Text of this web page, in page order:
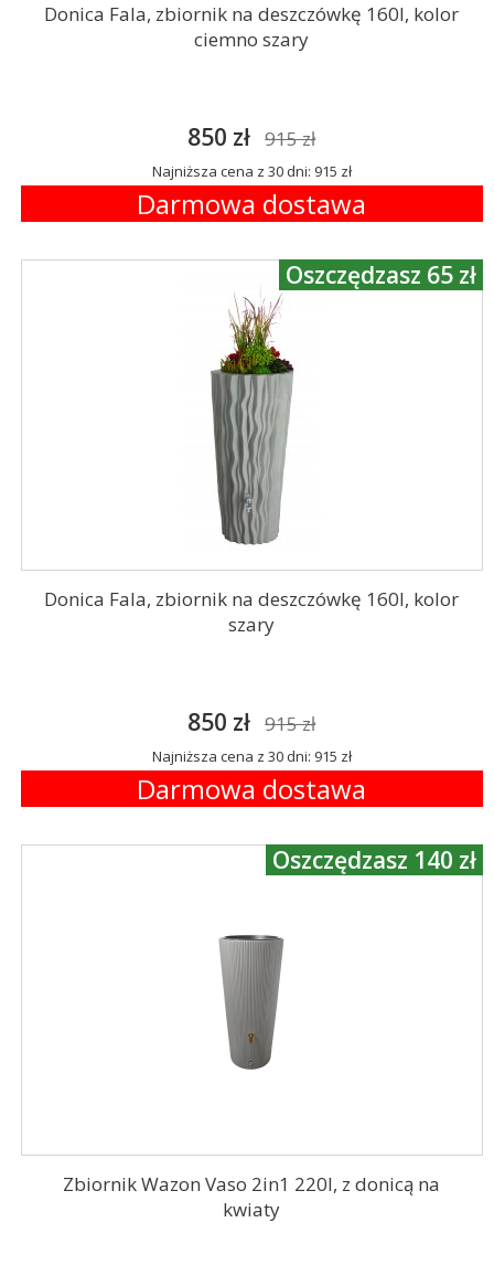
Donica Fala, zbiornik na deszczówkę 160l, kolor
ciemno szary
850 zł 915 zł
Najniższa cena z 30 dni: 915 zł
Darmowa dostawa
Donica Fala, zbiornik na deszczówkę 160l, kolor
szary
850 zł 915 zł
Najniższa cena z 30 dni: 915 zł
Darmowa dostawa
Oszczędzasz 65 zł
Zbiornik Wazon Vaso 2in1 220l, z donicą na
kwiaty
Oszczędzasz 140 zł